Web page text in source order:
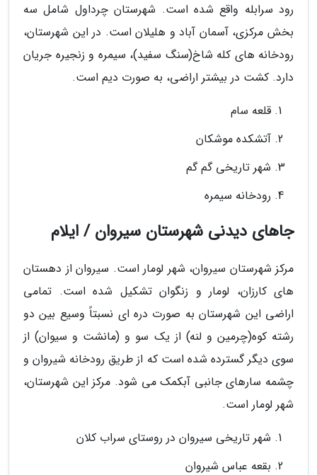
رود سرابله واقع شده است. شهرستان چرداول شامل سه
بخش مرکزی، آسمان آباد و هلیلان است. در این شهرستان،
رودخانه های کله شاخ(سنگ سفید)، سیمره و زنجیره جریان
دارد. کشت در بیشتر اراضی، به صورت دیم است.
قلعه سام
آتشکده موشکان
شهر تاریخی گم گم
رودخانه سیمره
جاهای دیدنی شهرستان سیروان / ایلام
مرکز شهرستان سیروان، شهر لومار است. سیروان از دهستان
های کارزان، لومار و زنگوان تشکیل شده است. تمامی
اراضی این شهرستان به صورت دره ای نسبتاً وسیع بین دو
رشته کوه(چرمین و لنه) از یک سو و (مانشت و سیوان) از
سوی دیگر گسترده شده است که از طریق رودخانه شیروان و
چشمه سارهای جانبی آبکمک می شود. مرکز این شهرستان،
شهر لومار است.
شهر تاریخی سیروان در روستای سراب کلان
بقعه عباس شیروان